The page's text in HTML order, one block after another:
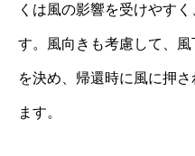
くは風の影響を受けやす
す。風向きも考慮して、
を決め、帰還時に風に押
ます。